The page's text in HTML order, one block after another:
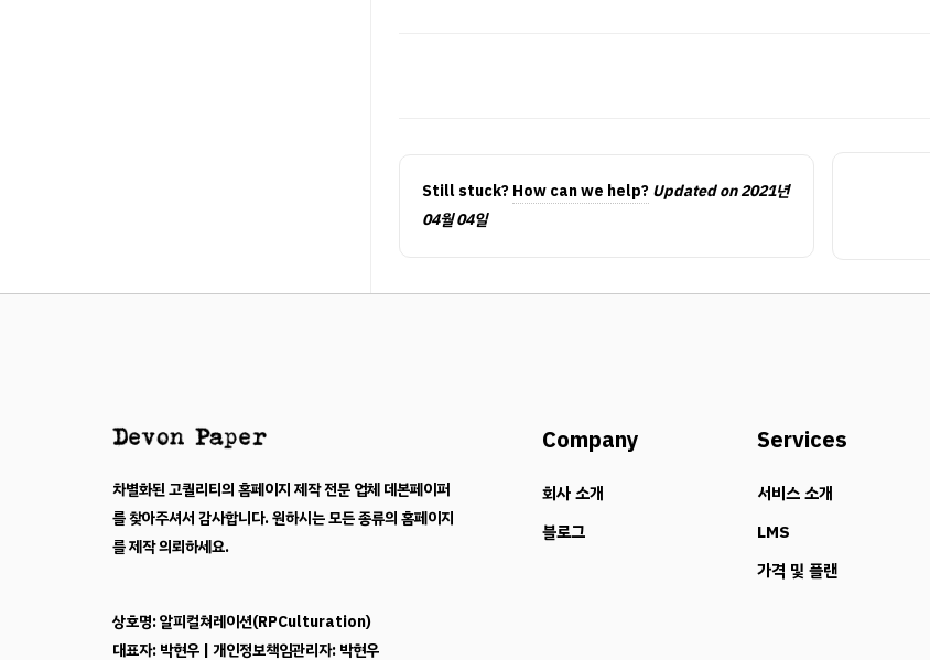
Still stuck?How can we help?Updated on 2021년
04월 04일
차별화된 고퀄리티의 홈페이지 제작 전문 업체 데본페이퍼
를 찾아주셔서 감사합니다. 원하시는 모든 종류의 홈페이지
를 제작 의뢰하세요.
상호명: 알피컬쳐레이션(RPCulturation)
대표자: 박현우 | 개인정보책임관리자: 박현우
Company
회사 소개
블로그
Services
서비스 소개
LMS
가격 및 플랜